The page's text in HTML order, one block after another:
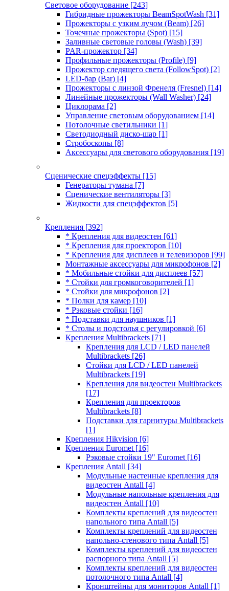
Световое оборудование [243]
Гибридные прожекторы BeamSpotWash [31]
Прожекторы с узким лучом (Beam) [26]
Точечные прожекторы (Spot) [15]
Заливные световые головы (Wash) [39]
PAR-прожектор [34]
Профильные прожекторы (Profile) [9]
Прожектор следящего света (FollowSpot) [2]
LED-бар (Bar) [4]
Прожекторы с линзой Френеля (Fresnel) [14]
Линейные прожекторы (Wall Washer) [24]
Циклорама [2]
Управление световым оборудованием [14]
Потолочные светильники [1]
Светодиодный диско-шар [1]
Стробоскопы [8]
Аксессуары для светового оборудования [19]
Сценические спецэффекты [15]
Генераторы тумана [7]
Сценические вентиляторы [3]
Жидкости для спецэффектов [5]
Крепления [392]
* Крепления для видеостен [61]
* Крепления для проекторов [10]
* Крепления для дисплеев и телевизоров [99]
Монтажные аксессуары для микрофонов [2]
* Мобильные стойки для дисплеев [57]
* Стойки для громкоговорителей [1]
* Стойки для микрофонов [2]
* Полки для камер [10]
* Рэковые стойки [16]
* Подставки для наушников [1]
* Столы и подстолья с регулировкой [6]
Крепления Multibrackets [71]
Крепления для LCD / LED панелей
Multibrackets [26]
Стойки для LCD / LED панелей
Multibrackets [19]
Крепления для видеостен Multibrackets
[17]
Крепления для проекторов
Multibrackets [8]
Подставки для гарнитуры Multibrackets
[1]
Крепления Hikvision [6]
Крепления Euromet [16]
Рэковые стойки 19" Euromet [16]
Крепления Antall [34]
Модульные настенные крепления для
видеостен Antall [4]
Модульные напольные крепления для
видеостен Antall [10]
Комплекты креплений для видеостен
напольного типа Antall [5]
Комплекты креплений для видеостен
напольно-стенового типа Antall [5]
Комплекты креплений для видеостен
распорного типа Antall [5]
Комплекты креплений для видеостен
потолочного типа Antall [4]
Кронштейны для мониторов Antall [1]